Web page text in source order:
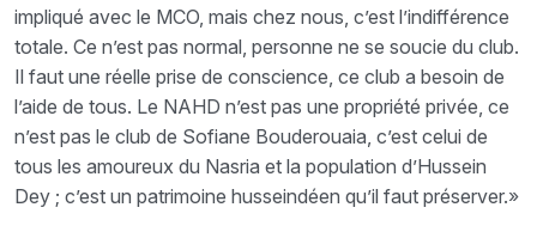
impliqué avec le MCO, mais chez nous, c’est l’indifférence
totale. Ce n’est pas normal, personne ne se soucie du club.
Il faut une réelle prise de conscience, ce club a besoin de
l’aide de tous. Le NAHD n’est pas une propriété privée, ce
n’est pas le club de Sofiane Bouderouaia, c’est celui de
tous les amoureux du Nasria et la population d’Hussein
Dey ; c’est un patrimoine husseindéen qu’il faut préserver.»